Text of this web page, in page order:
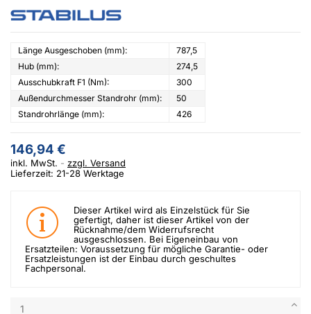
Länge Ausgeschoben (mm):
787,5
Hub (mm):
274,5
Ausschubkraft F1 (Nm):
300
Außendurchmesser Standrohr (mm):
50
Standrohrlänge (mm):
426
146,94 €
inkl. MwSt.
zzgl. Versand
Lieferzeit: 21-28 Werktage
Dieser Artikel wird als Einzelstück für Sie
gefertigt, daher ist dieser Artikel von der
Rücknahme/dem Widerrufsrecht
ausgeschlossen. Bei Eigeneinbau von
Ersatzteilen: Voraussetzung für mögliche Garantie- oder
Ersatzleistungen ist der Einbau durch geschultes
Fachpersonal.